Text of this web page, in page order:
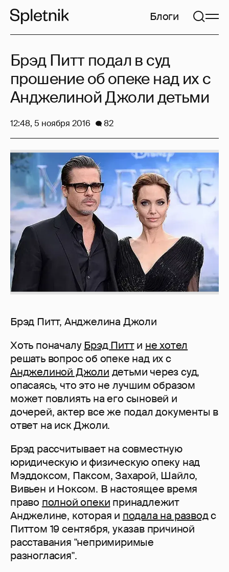
Блоги
Брэд Питт, Анджелина Джоли
Хоть поначалу Брэд Питти не хотел
решать вопрос об опеке над их с
Анджелиной Джоли детьми через суд,
опасаясь, что это не лучшим образом
может повлиять на его сыновей и
дочерей, актер все же подал документы в
ответ на иск Джоли.
Брэд рассчитывает на совместную
юридическую и физическую опеку над
Мэддоксом, Паксом, Захарой, Шайло,
Вивьен и Ноксом. В настоящее время
право полной опеки принадлежит
Анджелине, которая и подала на разводс
Питтом 19 сентября, указав причиной
расставания "непримиримые
разногласия".
Брэд Питт подал в суд
прошение об опеке над их с
Анджелиной Джоли детьми
12:48, 5 ноября 2016 82